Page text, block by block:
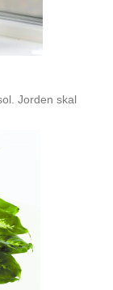
Jorden skal